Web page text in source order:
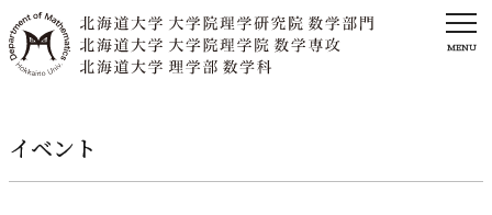
MENU
イベント